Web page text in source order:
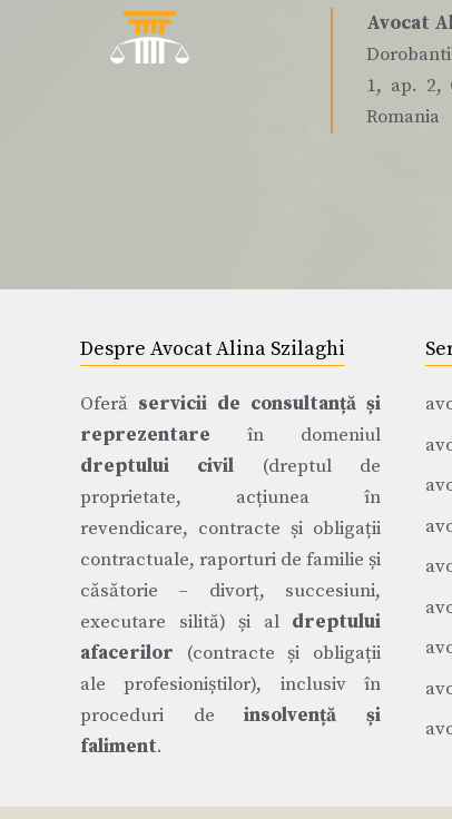
Avocat
1, ap. 2,
Romania
Despre Avocat Alina Szilaghi
Oferă servicii de consultanță și
reprezentare în domeniul
dreptului civil (dreptul de
proprietate, acțiunea în
revendicare, contracte și obligații
contractuale, raporturi de familie și
căsătorie – divorț, succesiuni,
executare silită) și al dreptului
afacerilor (contracte și obligații
ale profesioniștilor), inclusiv în
proceduri deinsolvență și
faliment.